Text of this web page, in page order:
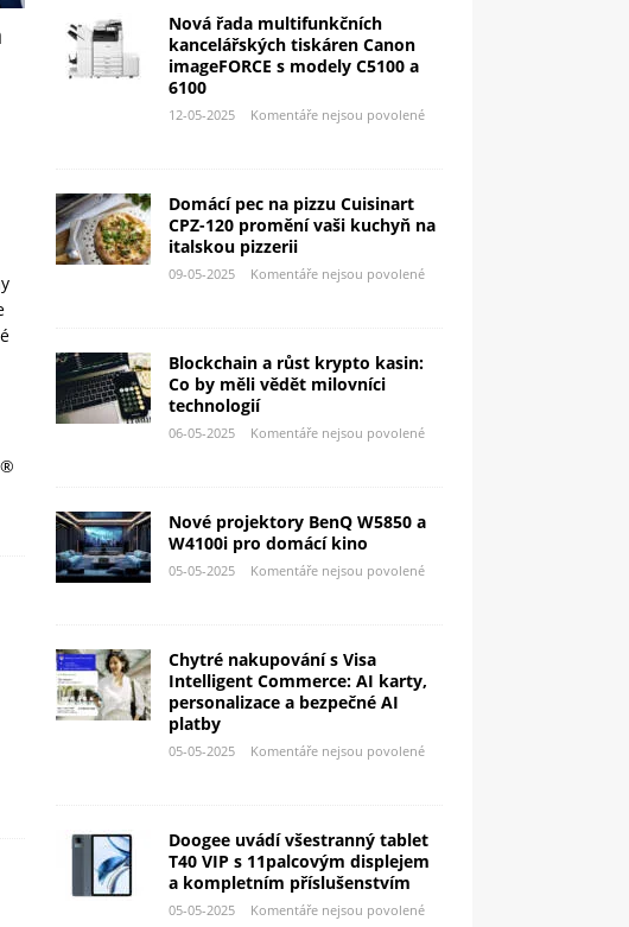
Nová řada multifunkčních
kancelářských tiskáren Canon
imageFORCE s modely C5100 a
6100
12-05-2025 Komentáře nejsou povolené
Domácí pec na pizzu Cuisinart
CPZ-120 promění vaši kuchyň na
italskou pizzerii
09-05-2025 Komentáře nejsou povolené
Blockchain a růst krypto kasin:
Co by měli vědět milovníci
technologií
06-05-2025 Komentáře nejsou povolené
Nové projektory BenQ W5850 a
W4100i pro domácí kino
05-05-2025 Komentáře nejsou povolené
Chytré nakupování s Visa
Intelligent Commerce: AI karty,
personalizace a bezpečné AI
platby
05-05-2025 Komentáře nejsou povolené
Doogee uvádí všestranný tablet
T40 VIP s 11palcovým displejem
a kompletním příslušenstvím
05-05-2025 Komentáře nejsou povolené